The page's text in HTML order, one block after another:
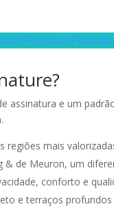
de Preços e Plantas
assinatura e um
regiões mais
de Meuron, um
conforto e
e terraços